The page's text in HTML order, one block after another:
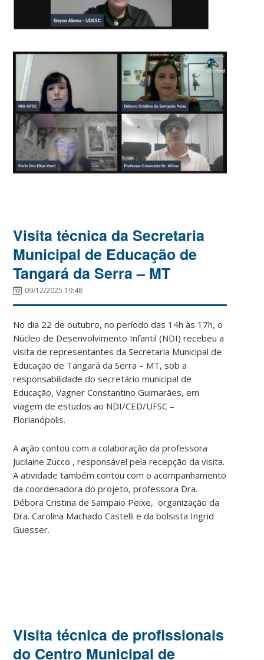
Visita técnica da Secretaria
Municipal de Educação de
Tangará da Serra – MT
09/12/2025 19:48
No dia 22 de outubro, no período das 14h às 17h, o
Núcleo de Desenvolvimento Infantil (NDI) recebeu a
visita de representantes da Secretaria Municipal de
Educação de Tangará da Serra – MT, sob a
responsabilidade do secretário municipal de
Educação, Vagner Constantino Guimarães, em
viagem de estudos ao NDI/CED/UFSC –
Florianópolis.
A ação contou com a colaboração da professora
Jucilaine Zucco , responsável pela recepção da visita.
A atividade também contou com o acompanhamento
da coordenadora do projeto, professora Dra.
Débora Cristina de Sampaio Peixe, organização da
Dra. Carolina Machado Castelli e da bolsista Ingrid
Guesser.
Visita técnica de profissionais
do Centro Municipal de